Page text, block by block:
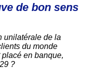
de bon sens
unilatérale de la
du monde
placé en banque,
?